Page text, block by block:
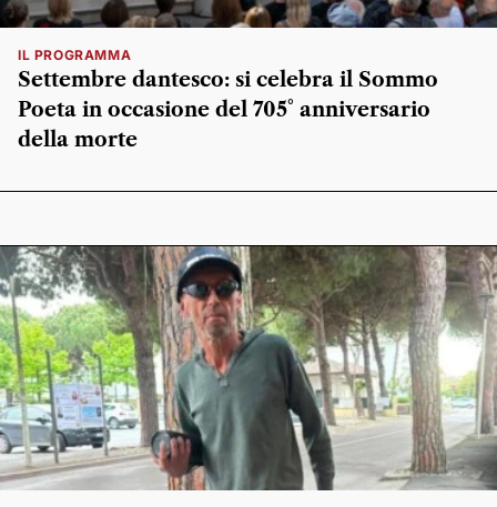
IL PROGRAMMA
Settembre dantesco: si celebra il Sommo
Poeta in occasione del 705° anniversario
della morte